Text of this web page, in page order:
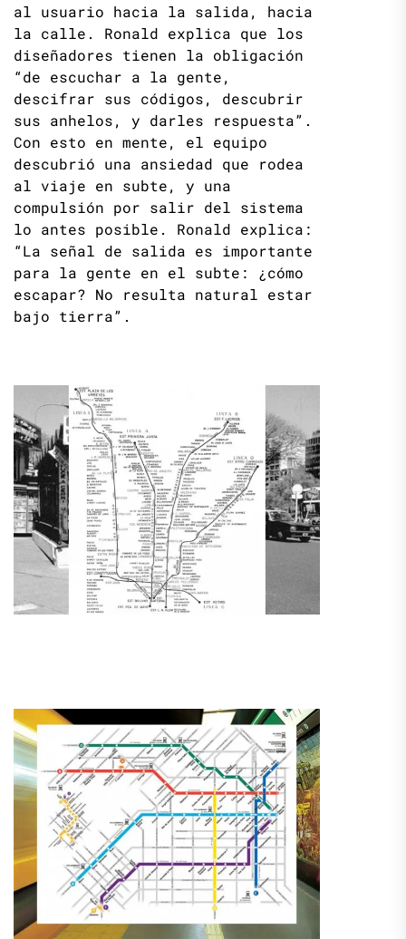
al usuario hacia la salida, hacia
la calle. Ronald explica que los
diseñadores tienen la obligación
“de escuchar a la gente,
descifrar sus códigos, descubrir
sus anhelos, y darles respuesta”.
Con esto en mente, el equipo
descubrió una ansiedad que rodea
al viaje en subte, y una
compulsión por salir del sistema
lo antes posible. Ronald explica:
“La señal de salida es importante
para la gente en el subte: ¿cómo
escapar? No resulta natural estar
bajo tierra”.